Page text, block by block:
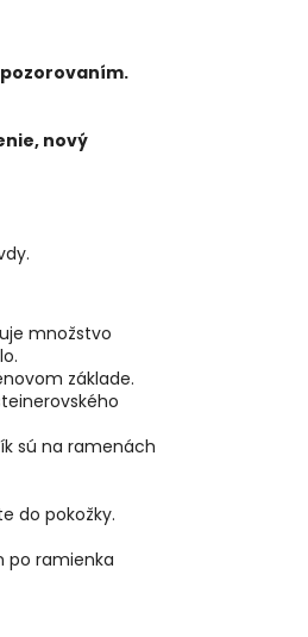
nový
množstvo
základe.
sú na ramenách
do pokožky.
po ramienka